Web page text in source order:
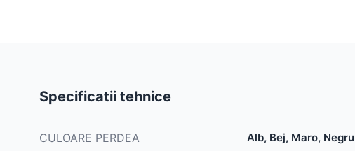
Specificatii tehnice
CULOARE PERDEA Alb, Bej, Maro, Negru